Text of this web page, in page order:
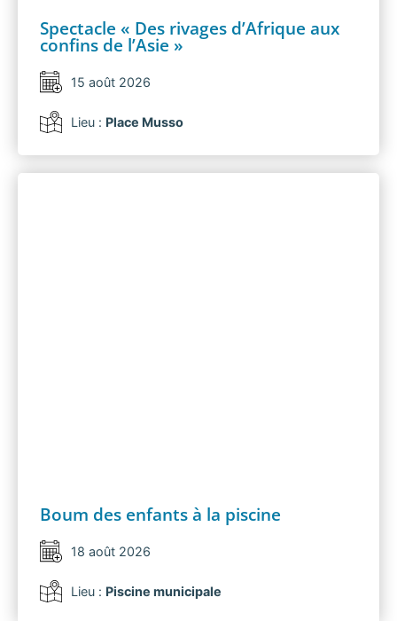
Spectacle « Des rivages d’Afrique aux
confins de l’Asie »
15 août 2026
Lieu : Place Musso
Boum des enfants à la piscine
18 août 2026
Lieu : Piscine municipale